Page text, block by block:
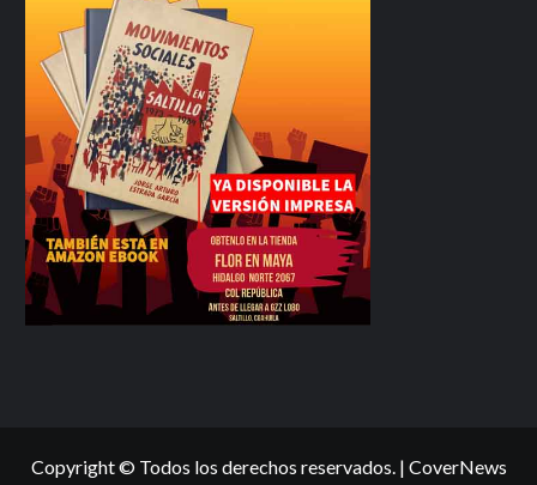
Copyright © Todos los derechos reservados. | CoverNews